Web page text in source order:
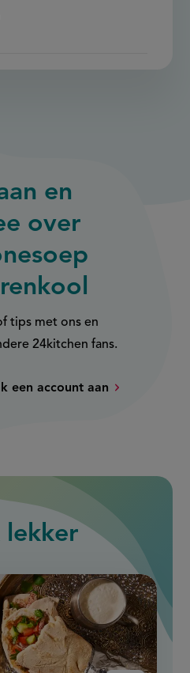
en
over
tips met ons en
24kitchen fans.
een account aan
lekker